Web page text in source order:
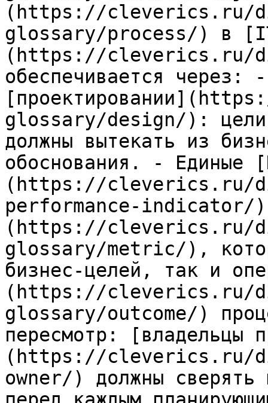
(https://cleverics.ru/
glossary/process/) в
(https://
обеспечивается через:
glossary/design/): цели
должны вытекать из
обоснования. - Единые
(https://cleverics.ru/
performance-indicator/
(https://cleverics.ru/
glossary/metric/),
бизнес-целей, так и
(https://cleverics.ru/
glossary/outcome/)
пересмотр: [владельцы
(https://cleverics.ru/
owner/) должны сверять